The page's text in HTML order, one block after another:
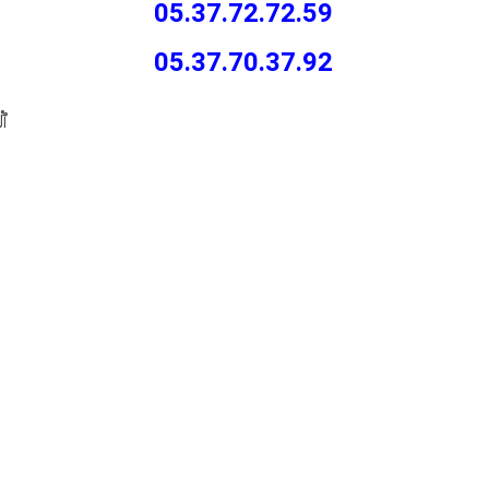
05.37.72.72.59
05.37.70.37.92